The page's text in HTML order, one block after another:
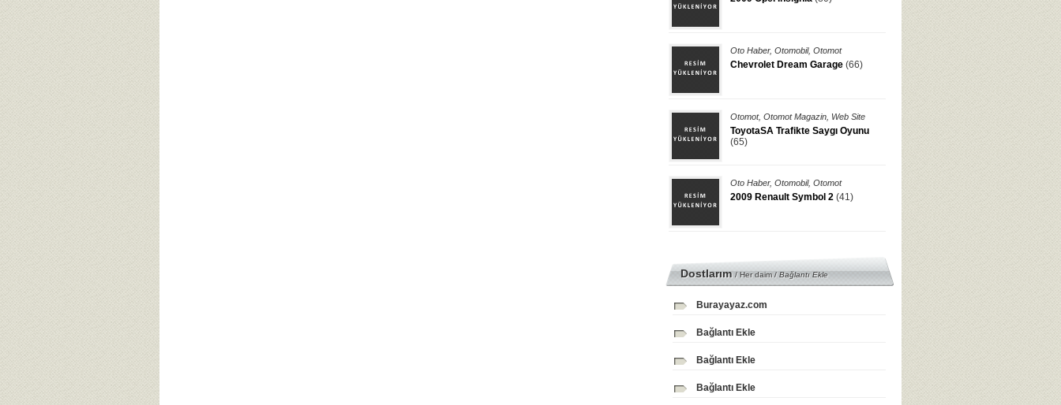
Oto Haber, Otomobil, Otomot
Chevrolet Dream Garage (66)
Otomot, Otomot Magazin Web Site
ToyotaSA Trafikte Saygı Oyunu
(65)
Oto Haber, Otomobil, Otomot
2009 Renault Symbol 2 (41)
Dostlarım/ Her daim /Bağlantı Ekle
Burayayaz.com
Bağlantı Ekle
Bağlantı Ekle
Bağlantı Ekle